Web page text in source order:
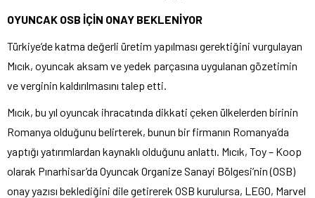
OYUNCAK OSB İÇİN ONAY BEKLENİYOR
Türkiye’de katma değerli üretim yapılması gerektiğini vurgulayan
Mıcık, oyuncak aksam ve yedek parçasına uygulanan gözetimin
ve verginin kaldırılmasını talep etti.
Mıcık, bu yıl oyuncak ihracatında dikkati çeken ülkelerden birinin
Romanya olduğunu belirterek, bunun bir firmanın Romanya’da
yaptığı yatırımlardan kaynaklı olduğunu anlattı. Mıcık, Toy – Koop
olarak Pınarhisar’da Oyuncak Organize Sanayi Bölgesi’nin (OSB)
onay yazısı beklediğini dile getirerek OSB kurulursa, LEGO, Marvel